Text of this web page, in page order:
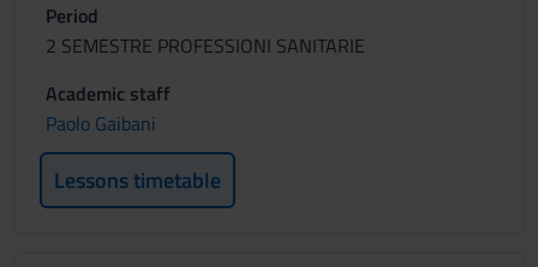
Period
2 SEMESTRE PROFESSIONI SANITARIE
Academic staff
Paolo Gaibani
Lessons timetable